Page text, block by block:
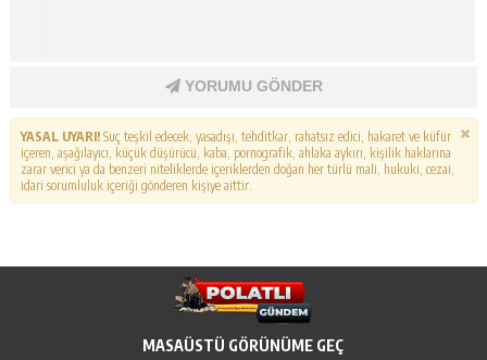
YORUMU GÖNDER
YASAL UYARI!Suç teşkil edecek, yasadışı, tehditkar, rahatsız edici, hakaret ve küfür
içeren, aşağılayıcı, küçük düşürücü, kaba, pornografik, ahlaka aykırı, kişilik haklarına
zarar verici ya da benzeri niteliklerde içeriklerden doğan her türlü mali, hukuki, cezai,
idari sorumluluk içeriği gönderen kişiye aittir.
MASAÜSTÜ GÖRÜNÜME GEÇ